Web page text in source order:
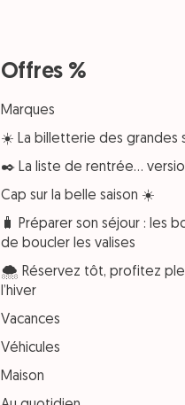
Offres %
Marques
☀️ La billetterie des grandes
✒️ La liste de rentrée…
Cap sur la belle saison ☀️
🧳 Préparer son séjour : les
de boucler les valises
🌨️ Réservez tôt, profitez
l’hiver
Vacances
Véhicules
Maison